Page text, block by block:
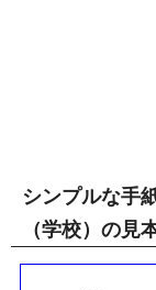
シンプルな手
（学校）の見